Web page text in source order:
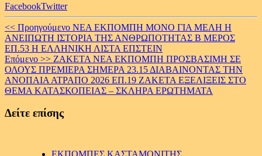
FacebookTwitter
Continue
Reading
<< Προηγούμενο ΝΕΑ ΕΚΠΟΜΠΗ ΜΟΝΟ ΓΙΑ ΜΕΛΗ Η
ΑΝΕΙΠΩΤΗ ΙΣΤΟΡΙΑ ΤΗΣ ΑΝΘΡΩΠΟΤΗΤΑΣ Β ΜΕΡΟΣ
ΕΠ.53 Η ΕΛΛΗΝΙΚΗ ΛΙΣΤΑ ΕΠΣΤΕΙΝ
Επόμενο >> ΖΑΚΕΤΑ ΝΕΑ ΕΚΠΟΜΠΗ ΠΡΟΣΒΑΣΙΜΗ ΣΕ
ΟΛΟΥΣ ΠΡΕΜΙΕΡΑ ΣΗΜΕΡΑ 23.15 ΔΙΑΒΑΙΝΟΝΤΑΣ ΤΗΝ
ΑΝΟΠΑΙΑ ΑΤΡΑΠΟ 2026 ΕΠ.19 ΖΑΚΕΤΑ ΕΞΕΛΙΞΕΙΣ ΣΤΟ
ΘΕΜΑ ΚΑΤΑΣΚΟΠΕΙΑΣ – ΣΚΛΗΡΑ ΕΡΩΤΗΜΑΤΑ
Δείτε επίσης